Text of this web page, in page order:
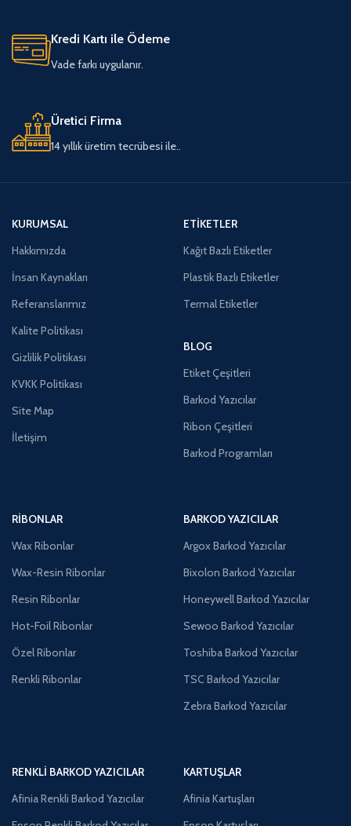
Kredi Kartı ile Ödeme
Vade farkı uygulanır.
Üretici Firma
14 yıllık üretim tecrübesi ile..
KURUMSAL
Hakkımızda
İnsan Kaynakları
Referanslarımız
Kalite Politikası
Gizlilik Politikası
KVKK Politikası
Site Map
İletişim
ETIKETLER
Kağıt Bazlı Etiketler
Plastik Bazlı Etiketler
Termal Etiketler
BLOG
Etiket Çeşitleri
Barkod Yazıcılar
Ribon Çeşitleri
Barkod Programları
RIBONLAR
Wax Ribonlar
Wax-Resin Ribonlar
Resin Ribonlar
Hot-Foil Ribonlar
Özel Ribonlar
Renkli Ribonlar
BARKOD YAZICILAR
Argox Barkod Yazıcılar
Bixolon Barkod Yazıcılar
Honeywell Barkod Yazıcılar
Sewoo Barkod Yazıcılar
Toshiba Barkod Yazıcılar
TSC Barkod Yazıcılar
Zebra Barkod Yazıcılar
RENKLI BARKOD YAZICILAR
Afinia Renkli Barkod Yazıcılar
KARTUŞLAR
Afinia Kartuşları